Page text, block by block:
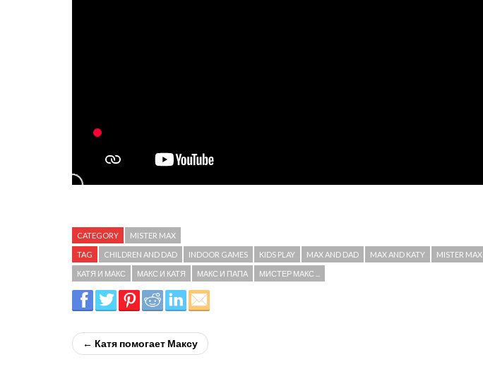
CATEGORY MISTER MAX
TAG CHILDREN AND DAD INDOOR GAMES KIDS PLAY MAX AND DAD MAX AND KATY MISTER MAX
КАТЯ И МАКС МАКС И КАТЯ МАКС И ПАПА МИСТЕР МАКС ...
← Катя помогает Максу